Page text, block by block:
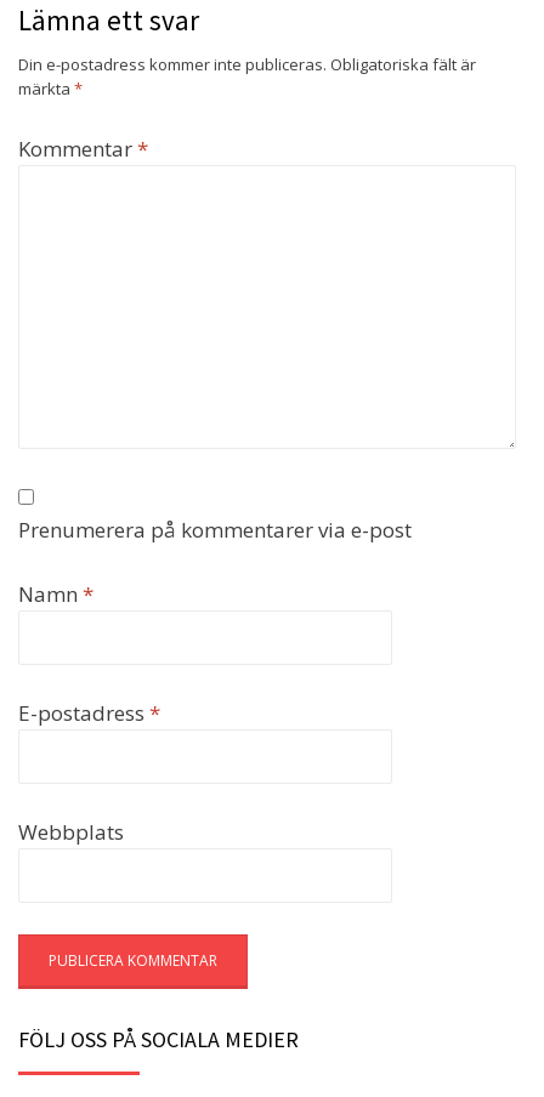
Lämna ett svar
Din e-postadress kommer inte publiceras. Obligatoriska fält är
märkta *
Kommentar*
Prenumerera på kommentarer via e-post
Namn *
E-postadress *
Webbplats
FÖLJ OSS PÅ SOCIALA MEDIER